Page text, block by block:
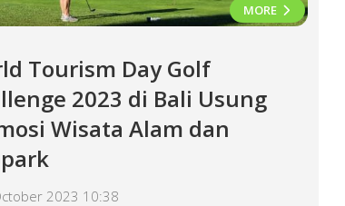
MORE
Tourism Day Golf
2023 di Bali Usung
Wisata Alam dan
2023 10:38